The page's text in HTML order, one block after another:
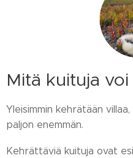
Mitä kuituja
Yleisimmin kehrätään
paljon enemmän.
Kehrättäviä kuituja ovat